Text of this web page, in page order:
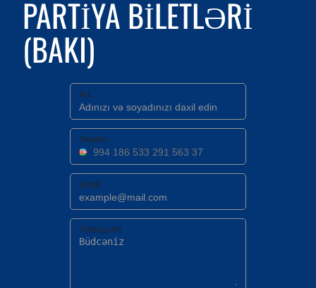
PARTIYA BILETLƏRI
(BAKI)
Ad
Telefon
Email
Tətbiq şərhi